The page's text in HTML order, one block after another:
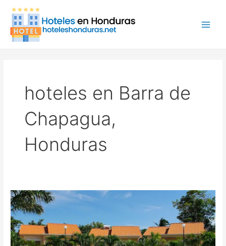
contenido
hoteles en Barra de
Chapagua,
Honduras
Trujillo
Beach
Eco
Resort,
hotel